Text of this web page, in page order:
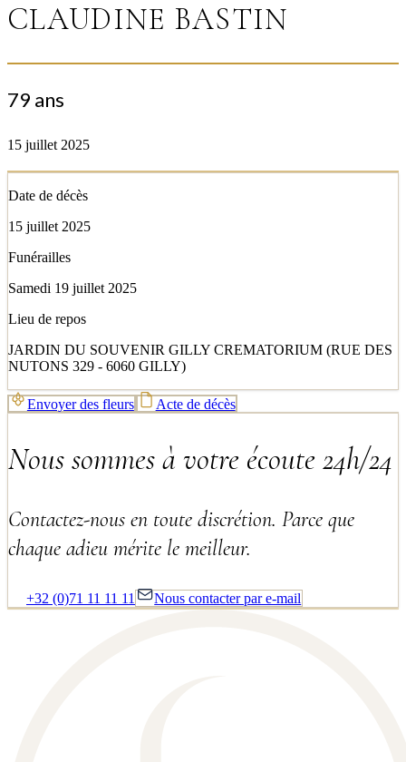
CLAUDINE BASTIN
79 ans
15 juillet 2025
Date de décès
15 juillet 2025
Funérailles
Samedi 19 juillet 2025
Lieu de repos
JARDIN DU SOUVENIR GILLY CREMATORIUM (RUE DES
NUTONS 329 - 6060 GILLY)
Envoyer des fleurs Acte de décès
Nous sommes à votre écoute 24h/24
Contactez-nous en toute discrétion. Parce que
chaque adieu mérite le meilleur.
+32 (0)71 11 11 11 Nous contacter par e-mail